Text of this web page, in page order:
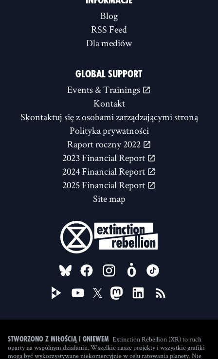
Blog
RSS Feed
Dla mediów
GLOBAL SUPPORT
Events & Trainings
Kontakt
Skontaktuj się z osobami zarządzającymi stroną
Polityka prywatności
Raport roczny 2022
2023 Financial Report
2024 Financial Report
2025 Financial Report
Site map
FOLLOW US ON
Stworzono z miłością i gniewem Extinction Rebellion (XR) to ruch
oparty na wspólnym działaniu. Wszelkie nasze projekty i wszystkie grafiki
mogą być wykorzystywane niekomercyjnie w celu ratowania planety. Nie